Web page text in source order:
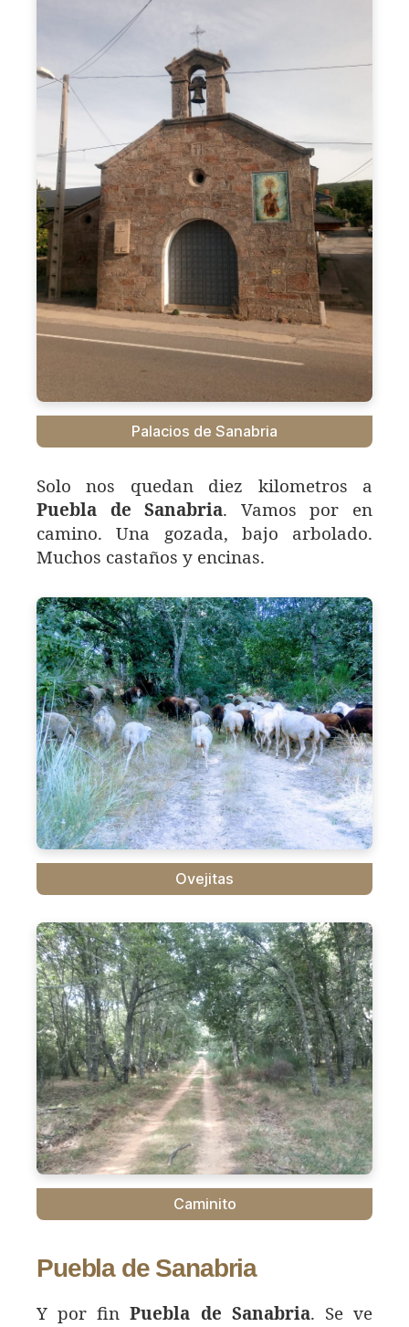
Palacios de Sanabria
Solo nos quedan diez kilometros a
Puebla de Sanabria. Vamos por en
camino. Una gozada, bajo arbolado.
Muchos castaños y encinas.
Ovejitas
Caminito
Puebla de Sanabria
Y por finPuebla de Sanabria. Se ve